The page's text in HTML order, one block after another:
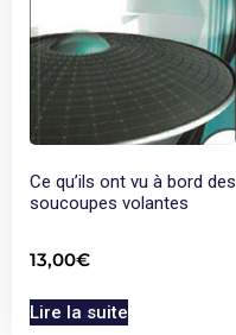
Ce qu’ils ont vu à bord des
soucoupes volantes
13,00€
Lire la suite